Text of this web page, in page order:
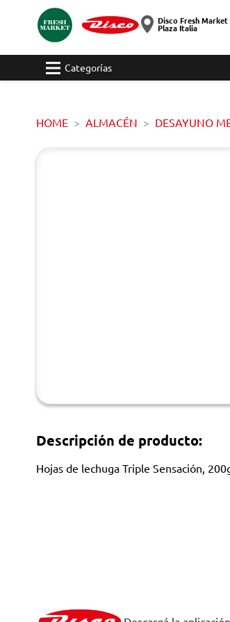
Disco Fresh Market
Plaza Italia
Categorías
HOME ALMACÉN DESAYUNO
Descripción de producto:
Hojas de lechuga Triple Sensación,